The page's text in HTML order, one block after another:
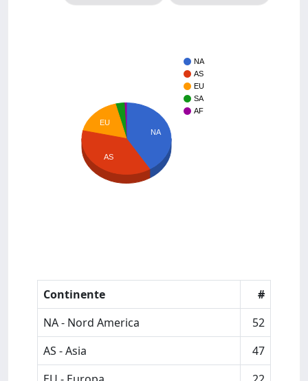
NA
AS
EU
SA
AF
NA
EU
AS
Continente
#
NA - Nord America
52
AS - Asia
47